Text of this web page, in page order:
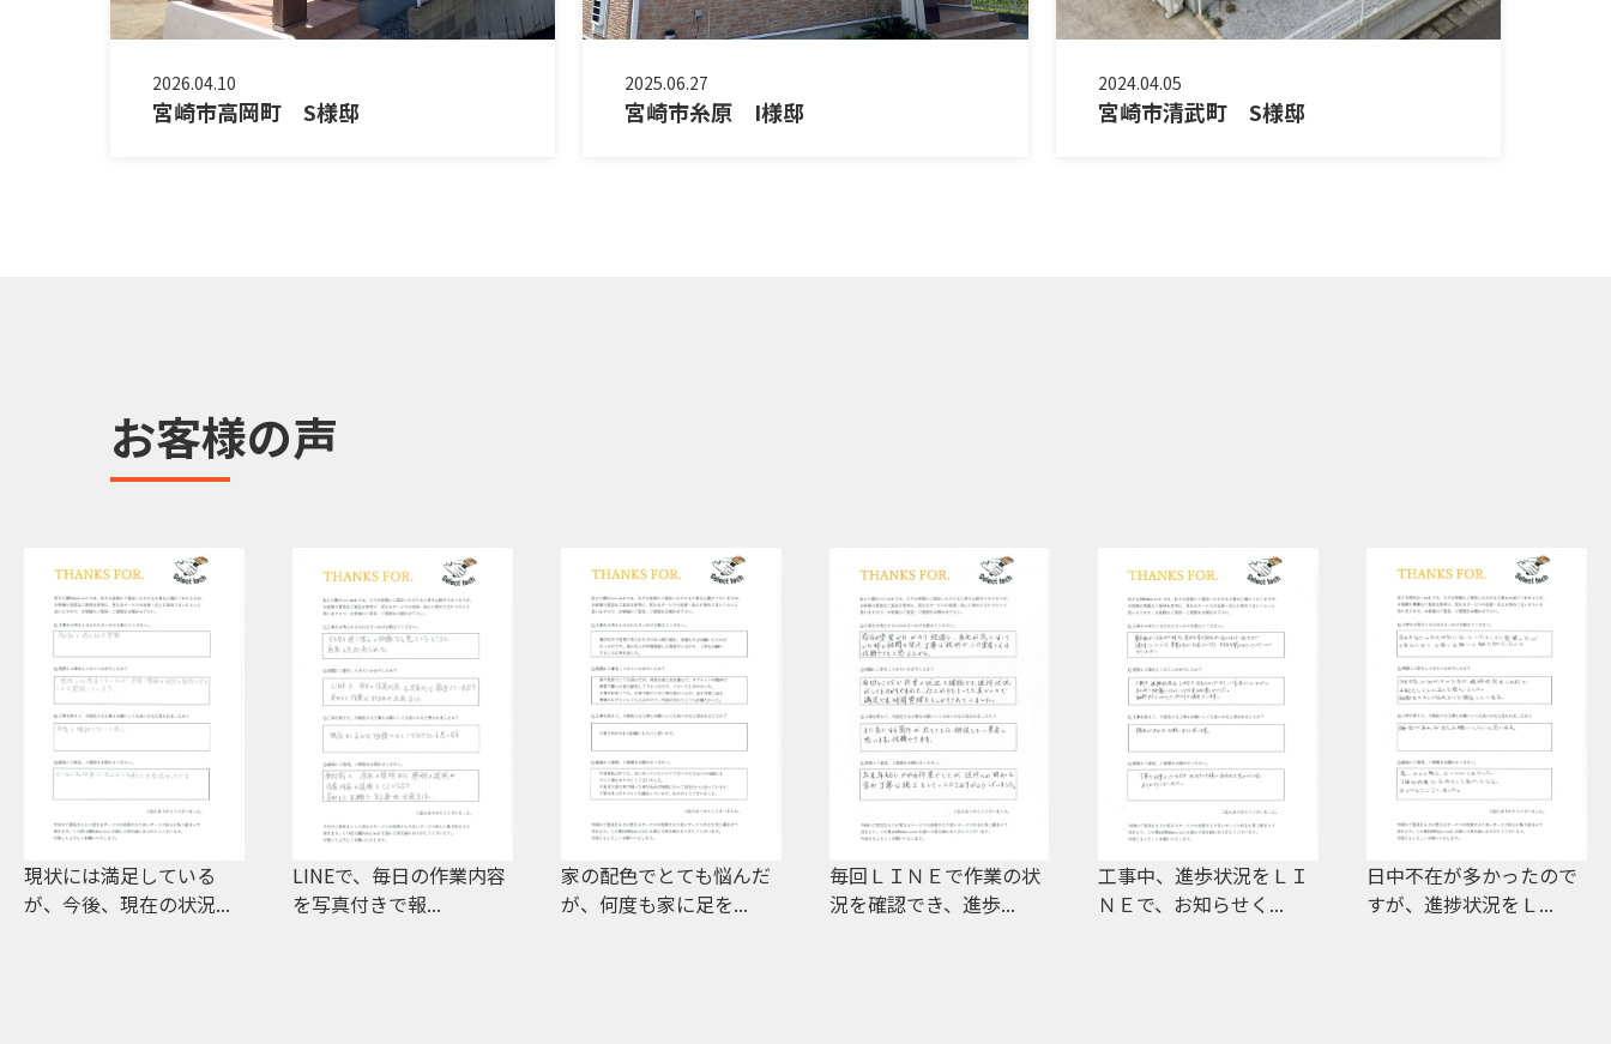
2026.04.10
宮崎市高岡町 S様邸
2025.06.27
宮崎市糸原 I様邸
2024.04.05
宮崎市清武町 S様邸
お客様の声
現状には満足している
が、今後、現在の状況...
LINEで、毎日の作業内容
を写真付きで報...
家の配色でとても悩んだ
が、何度も家に足を...
毎回ＬＩＮＥで作業の状
況を確認でき、進歩...
工事中、進歩状況をＬＩ
ＮＥで、お知らせく...
日中不在が多かったので
すが、進捗状況をＬ...